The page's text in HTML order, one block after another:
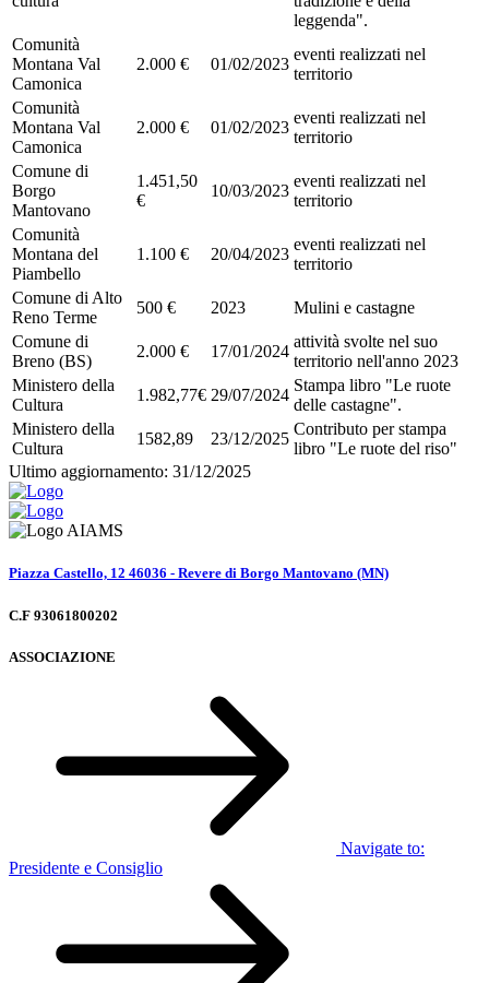
leggenda".
Comunità
Montana Val
Camonica
2.000 € 01/02/2023
eventi realizzati nel
territorio
Comunità
Montana Val
Camonica
2.000 € 01/02/2023
eventi realizzati nel
territorio
Comune di
Borgo
Mantovano
1.451,50
€
10/03/2023
eventi realizzati nel
territorio
Comunità
Montana del
Piambello
1.100 € 20/04/2023
eventi realizzati nel
territorio
Comune di Alto
Reno Terme
500 € 2023
Mulini e castagne
Comune di
Breno (BS)
2.000 € 17/01/2024
attività svolte nel suo
territorio nell'anno 2023
Ministero della
Cultura
1.982,77€ 29/07/2024
Stampa libro "Le ruote
delle castagne".
Ministero della
Cultura
1582,89 23/12/2025
Contributo per stampa
libro "Le ruote del riso"
Ultimo aggiornamento: 31/12/2025
Piazza Castello, 12 46036 - Revere di Borgo Mantovano (MN)
C.F 93061800202
ASSOCIAZIONE
Navigate to:
Presidente e Consiglio